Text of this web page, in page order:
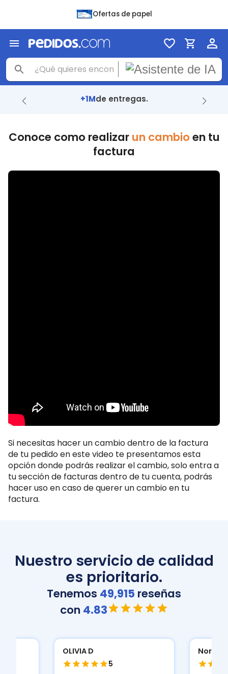
Ofertas de papel
+1Mde entregas.
Conoce como realizar un cambioen tu
factura
Si necesitas hacer un cambio dentro de la factura
de tu pedido en este video te presentamos esta
opción donde podrás realizar el cambio, solo entra a
tu sección de facturas dentro de tu cuenta, podrás
hacer uso en caso de querer un cambio en tu
factura.
Nuestro servicio de calidad
es prioritario.
Tenemos 49,915 reseñas
con 4.83
OLIVIA D
5